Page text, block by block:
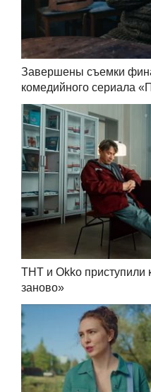
Завершены съемки
комедийного сериала
ТНТ и Okko
заново»